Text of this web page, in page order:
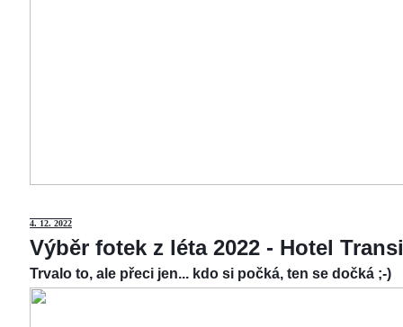
4. 12. 2022
Výběr fotek z léta 2022 - Hotel
Trvalo to, ale přeci jen... kdo si počká, ten se dočká ;-)